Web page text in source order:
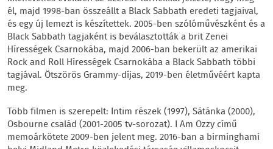
él, majd 1998-ban összeállt a Black Sabbath eredeti tagjaival,
és egy új lemezt is készítettek. 2005-ben szólóművészként és a
Black Sabbath tagjaként is beválasztották a brit Zenei
Hírességek Csarnokába, majd 2006-ban bekerült az amerikai
Rock and Roll Hírességek Csarnokába a Black Sabbath többi
tagjával. Ötszörös Grammy-díjas, 2019-ben életművéért kapta
meg.
Több filmen is szerepelt: Intim részek (1997), Sátánka (2000),
Osbourne család (2001-2005 tv-sorozat). I Am Ozzy című
memoárkötete 2009-ben jelent meg. 2016-ban a birminghami